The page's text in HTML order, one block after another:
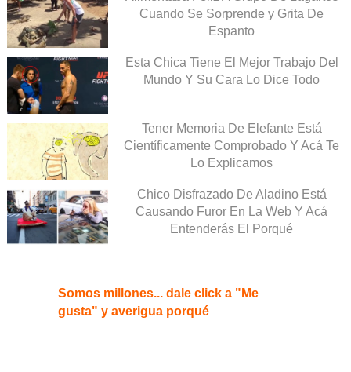
Cuando Se Sorprende y Grita De
Espanto
Esta Chica Tiene El Mejor Trabajo Del
Mundo Y Su Cara Lo Dice Todo
Tener Memoria De Elefante Está
Científicamente Comprobado Y Acá Te
Lo Explicamos
Chico Disfrazado De Aladino Está
Causando Furor En La Web Y Acá
Entenderás El Porqué
Somos millones... dale click a "Me
gusta" y averigua porqué